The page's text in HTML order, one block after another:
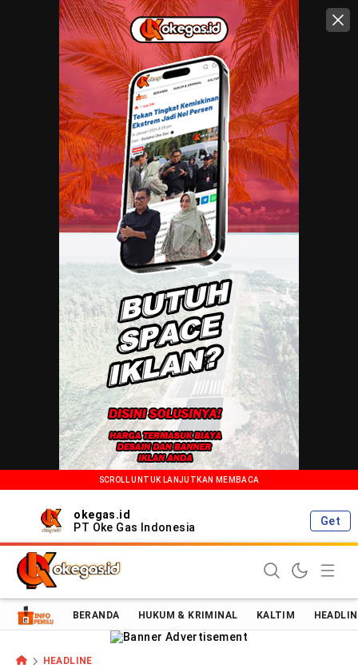
SCROLL UNTUK LANJUTKAN MEMBACA
okegas.id
PT Oke Gas Indonesia
Get
Oke Gas Indonesia | Energi Positif Informasi Terkini!
BERANDA HUKUM & KRIMINAL KALTIM
HEADLINE